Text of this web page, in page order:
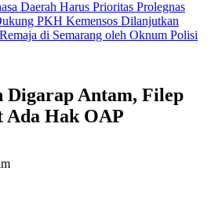
Daerah Harus Prioritas Prolegnas
PKH Kemensos Dilanjutkan
di Semarang oleh Oknum Polisi
Digarap Antam, Filep
Ada Hak OAP